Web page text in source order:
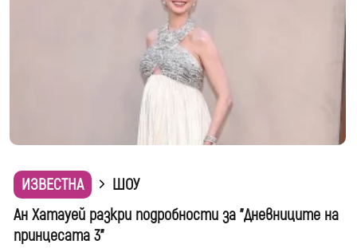
ИЗВЕСТНА
ШОУ
Ан Хатауей разкри подробности за "Дневниците на
принцесата 3"